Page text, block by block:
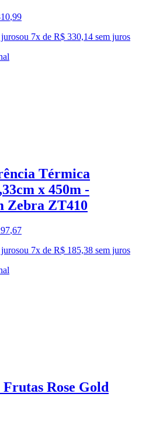
,99
ou 7x de R$ 330,14 sem juros
Térmica
x 450m -
Zebra ZT410
,67
ou 7x de R$ 185,38 sem juros
Rose Gold